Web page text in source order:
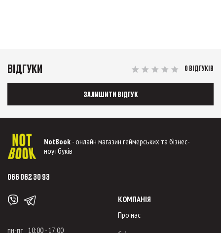
ВІДГУКИ 0 ВІДГУКІВ
ЗАЛИШИТИ ВІДГУК
NotBook - онлайн магазин геймерських та бізнес-
ноутбуків
066 062 30 93
пн-пт 10:00 - 17:00
КОМПАНІЯ
Про нас